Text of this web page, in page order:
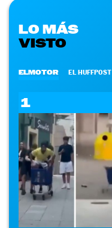
LO MÁS
VISTO
ELMOTOR EL HUFFPOST
1